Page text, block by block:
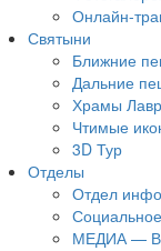
Онлайн-
Святыни
Ближние
Дальние
Храмы
Чтимые
3D Тур
Отделы
Отдел
МЕДИА —